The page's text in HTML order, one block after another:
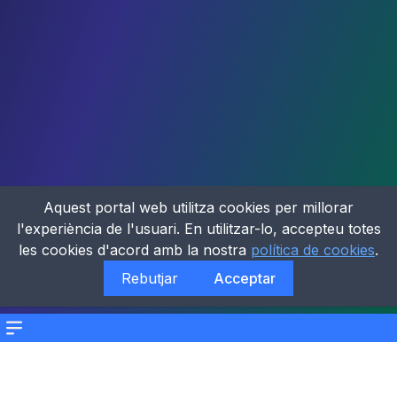
Menu
Aquest portal web utilitza cookies per millorar
l'experiència de l'usuari. En utilitzar-lo, accepteu totes
les cookies d'acord amb la nostra política de cookies.
Rebutjar
Acceptar